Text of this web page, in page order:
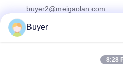
buyer2@meigaolan.com
Adresse
RA1-B2, F32 de
Buyer
8:28